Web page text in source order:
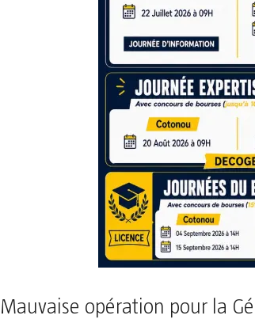
Mauvaise opération pour la